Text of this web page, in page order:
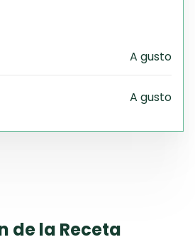
A gusto
A gusto
de la Receta